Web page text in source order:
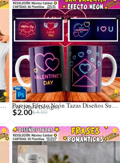
San Valentín Parejas Camisetas Diseños Editables Parejas Efecto Neón Tazas Diseños Sublimación
Por: Mark Designs
$4.00
$2.00